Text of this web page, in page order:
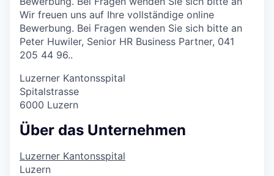
Wir freuen uns auf Ihre vollständige online
Bewerbung. Bei Fragen wenden Sie sich bitte an
Peter Huwiler, Senior HR Business Partner, 041
205 44 96..
Luzerner Kantonsspital
Spitalstrasse
6000 Luzern
Über das Unternehmen
Luzerner Kantonsspital
Luzern